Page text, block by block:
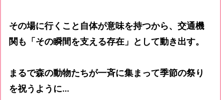
その場に行くこと自体が意味を持つから、交通機
関も「その瞬間を支える存在」として動き出す。
まるで森の動物たちが一斉に集まって季節の祭り
を祝うように…